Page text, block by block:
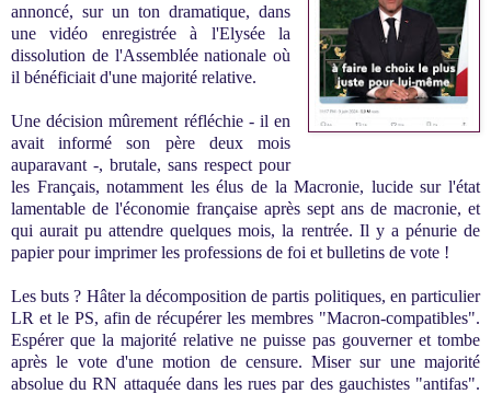
annoncé, sur un ton dramatique, dans
une vidéo enregistrée à l'Elysée la
dissolution de l'Assemblée nationale où
il bénéficiait d'une majorité relative.
Une décision mûrement réfléchie - il en
avait informé son père deux mois
auparavant -, brutale, sans respect pour
les Français, notamment les élus de la Macronie, lucide sur l'état
lamentable de l'économie française après sept ans de macronie, et
qui aurait pu attendre quelques mois, la rentrée. Il y a pénurie de
papier pour imprimer les professions de foi et bulletins de vote !
Les buts ? Hâter la décomposition de partis politiques, en particulier
LR et le PS, afin de récupérer les membres "Macron-compatibles".
Espérer que la majorité relative ne puisse pas gouverner et tombe
après le vote d'une motion de censure. Miser sur une majorité
absolue du RN attaquée dans les rues par des gauchistes "antifas".